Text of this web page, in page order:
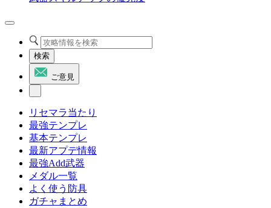
検索
ご意見
リセマラ当たり
最強テンプレ
基本テンプレ
最新アプデ情報
最強Add武器
メダル一覧
よく使う防具
ガチャまとめ